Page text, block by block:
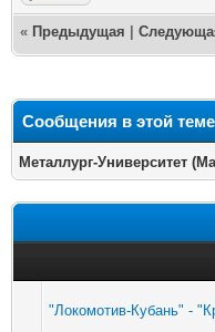
« Предыдущая
Сообщения в этой теме
Металлург-Университет
"Локомотив-Кубань" -